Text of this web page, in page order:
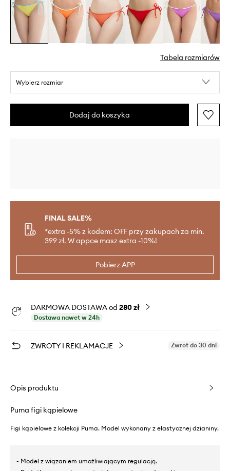
Tabela rozmiarów
Wybierz rozmiar
Dodaj do koszyka
FINAL SALE%
*extra -5% z kodem: OFF przy zakupach za min.
399 zł. W appce masz extra -10%!
Pobierz APP
DARMOWA DOSTAWA od 280 zł
Dostawa nawet w 24h
ZWROTY I REKLAMACJE Zwrot do 30 dni
Opis produktu
Puma figi kąpielowe
Figi kąpielowe z kolekcji Puma. Model wykonany z elastycznej dzianiny.
- Model z wiązaniem umożliwiającym regulację.